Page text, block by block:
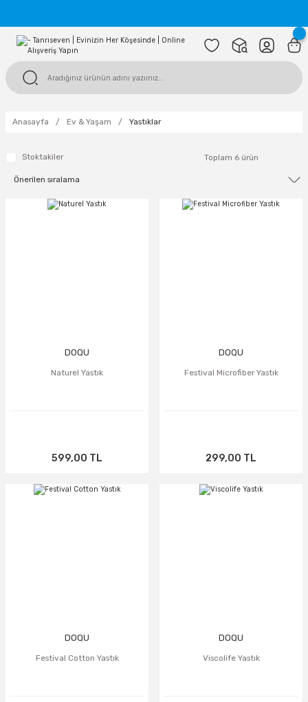
Anasayfa Ev & Yaşam Yastıklar
Stoktakiler Toplam 6 ürün
DOQU
Naturel Yastık
599,00 TL
DOQU
Festival Microfiber Yastık
299,00 TL
DOQU
Festival Cotton Yastık
DOQU
Viscolife Yastık